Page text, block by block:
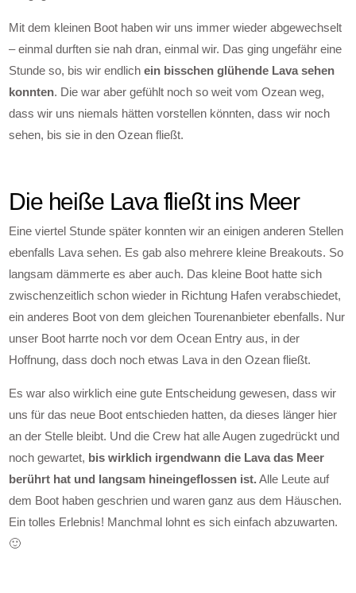
Mit dem kleinen Boot haben wir uns immer wieder abgewechselt
– einmal durften sie nah dran, einmal wir. Das ging ungefähr eine
Stunde so, bis wir endlichein bisschen glühende Lava sehen
konnten. Die war aber gefühlt noch so weit vom Ozean weg,
dass wir uns niemals hätten vorstellen könnten, dass wir noch
sehen, bis sie in den Ozean fließt.
Die heiße Lava fließt ins Meer
Eine viertel Stunde später konnten wir an einigen anderen Stellen
ebenfalls Lava sehen. Es gab also mehrere kleine Breakouts. So
langsam dämmerte es aber auch. Das kleine Boot hatte sich
zwischenzeitlich schon wieder in Richtung Hafen verabschiedet,
ein anderes Boot von dem gleichen Tourenanbieter ebenfalls. Nur
unser Boot harrte noch vor dem Ocean Entry aus, in der
Hoffnung, dass doch noch etwas Lava in den Ozean fließt.
Es war also wirklich eine gute Entscheidung gewesen, dass wir
uns für das neue Boot entschieden hatten, da dieses länger hier
an der Stelle bleibt. Und die Crew hat alle Augen zugedrückt und
noch gewartet, bis wirklich irgendwann die Lava das Meer
berührt hat und langsam hineingeflossen ist. Alle Leute auf
dem Boot haben geschrien und waren ganz aus dem Häuschen.
Ein tolles Erlebnis! Manchmal lohnt es sich einfach abzuwarten.
🙂